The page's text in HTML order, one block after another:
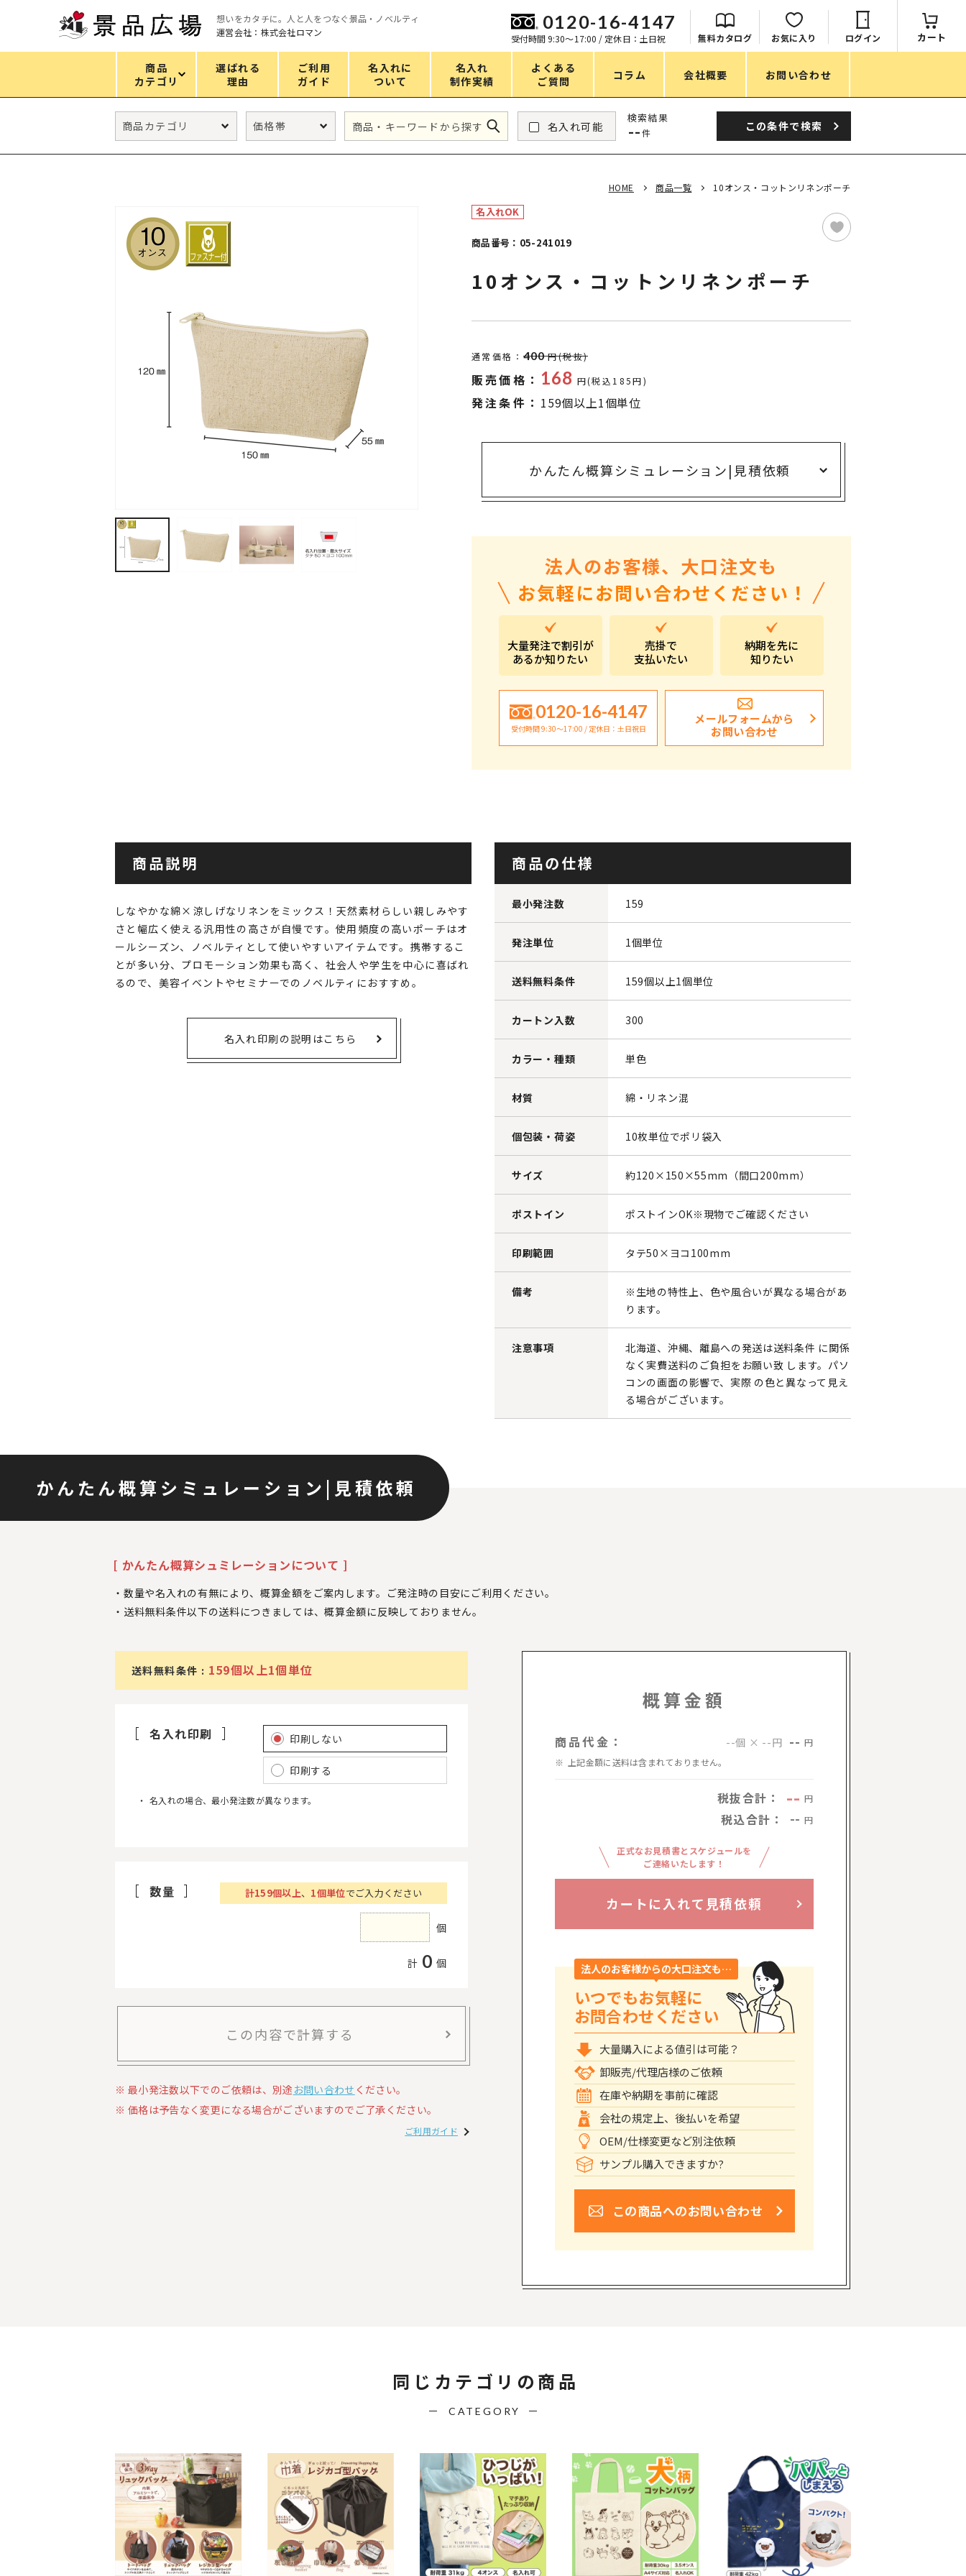
想いをカタチに。人と人をつなぐ景品・ノベルティ
運営会社：株式会社ロマン
0120-16-4147
受付時間 9:30〜17:00 / 定休日：土日祝 無料カタログ お気に入り ログイン カート
商品
カテゴリ
選ばれる
理由
ご利用
ガイド
名入れに
ついて
名入れ
制作実績
よくある
ご質問
コラム 会社概要 お問い合わせ
カテゴリ
ギフトセット
フェイス&ボディケア
防災・防犯グッズ
ティッシュ・ロール タオル・ハンカチ
ペン・筆記用具 傘・レイングッズ
ステーショナリー UVケア
生活雑貨・便利グッズ バッグ&ポーチ
衛生用品特集 キャラクター雑貨
すべてのカテゴリ
価格
151～200円
201～250円
251～300円
501～1,000円
1,000～2,000円
2,000～3,000円
目的・シーン
安全大会ノベルティ・記念品特集
インバウンド･外国人観光客向け特集
粗品・営業配布
入学・卒業記念品
自治体・公共団体向け
オープン・開業・開院
ポストイン
ばらまき、ショップイベント向け粗品・ノベ
名入れ可能
検索結果
-- 件 この条件で検索
HOME 商品一覧 10オンス・コットンリネンポーチ
名入れOK
商品番号：05-241019
10オンス・コットンリネンポーチ
通常価格： 400 円(税抜)
販売価格： 168 円(税込185円)
発注条件： 159個以上1個単位
かんたん概算シミュレーション| 見積依頼
法人のお客様、大口注文も
お気軽にお問い合わせください！
大量発注で割引が
あるか知りたい
売掛で
支払いたい
納期を先に
知りたい
0120-16-4147
受付時間 9:30〜17:00 / 定休日：土日祝日
メールフォームから
お問い合わせ
商品説明
しなやかな綿×涼しげなリネンをミックス！天然素材らしい親しみやす
さと幅広く使える汎用性の高さが自慢です。使用頻度の高いポーチはオ
ールシーズン、ノベルティとして使いやすいアイテムです。携帯するこ
とが多い分、プロモーション効果も高く、社会人や学生を中心に喜ばれ
るので、美容イベントやセミナーでのノベルティにおすすめ。
名入れ印刷の説明はこちら
商品の仕様
最小発注数 159
発注単位 1個単位
送料無料条件 159個以上1個単位
カートン入数 300
カラー・種類 単色
材質 綿・リネン混
個包装・荷姿 10枚単位でポリ袋入
サイズ 約120×150×55mm（間口200mm）
ポストイン ポストインOK※現物でご確認ください
印刷範囲 タテ50×ヨコ100mm
備考
※生地の特性上、色や風合いが異なる場合があ
ります。
注意事項
北海道、沖縄、離島への発送は送料条件 に関係
なく実費送料のご負担をお願い致 します。パソ
コンの画面の影響で、実際 の色と異なって見え
る場合がございます。
かんたん概算シミュレーション | 見積依頼
[ かんたん概算シュミレーションについて ]
数量や名入れの有無により、概算金額をご案内します。ご発注時の目安にご利用ください。
送料無料条件以下の送料につきましては、概算金額に反映しておりません。
送料無料条件 : 159個以上1個単位
名入れ印刷 印刷しない
印刷する
名入れの場合、最小発注数が異なります。
数量 計159個以上、 1個単位でご入力ください
個
計 0 個
この内容で計算する
最小発注数以下でのご依頼は、別途 お問い合わせ ください。
価格は予告なく変更になる場合がございますのでご了承ください。
ご利用ガイド
概算金額
商品代金： --個 × --円 -- 円
上記金額に送料は含まれておりません。
税抜合計： -- 円
税込合計： -- 円
正式なお見積書とスケジュールを
ご連絡いたします！
カートに入れて見積依頼
法人のお客様からの大口注文も…
いつでもお気軽に
お問合わせください
大量購入による値引は可能？
卸販売/代理店様のご依頼
在庫や納期を事前に確認
会社の規定上、後払いを希望
OEM/仕様変更など別注依頼
サンプル購入できますか?
この商品へのお問い合わせ
同じカテゴリの商品
CATEGORY